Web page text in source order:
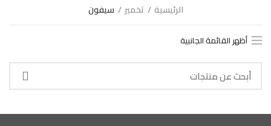
الرئيسية تخمير سيفون
أظهر القائمة الجانبية